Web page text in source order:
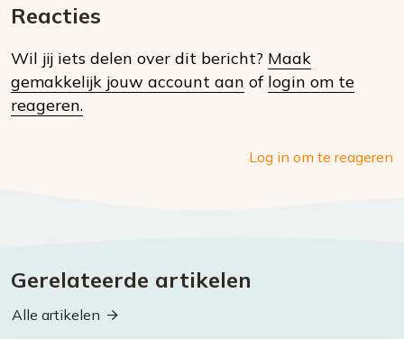
social
media
Reacties
Wil jij iets delen over dit bericht? Maak
gemakkelijk jouw account aan of login om te
reageren.
Log in om te reageren
Gerelateerde artikelen
Alle artikelen